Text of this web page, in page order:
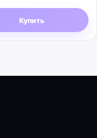
Купить